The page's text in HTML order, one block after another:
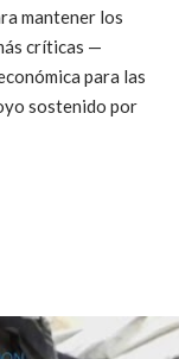
mantener los
críticas —
para las
sostenido por